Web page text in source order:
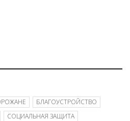
БЛАГОУСТРОЙСТВО
СОЦИАЛЬНАЯ ЗАЩИТА